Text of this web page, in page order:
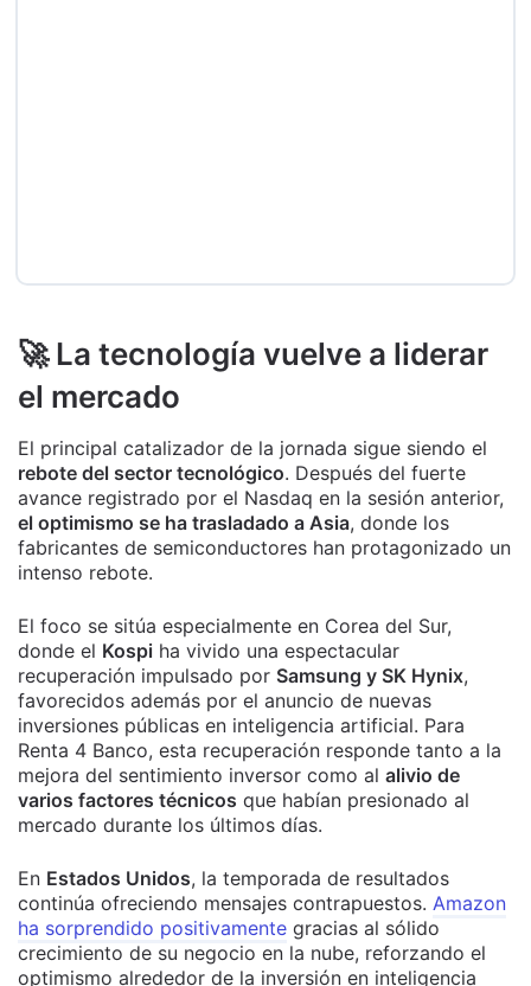
🚀 La tecnología vuelve a liderar
el mercado
El principal catalizador de la jornada sigue siendo el
rebote del sector tecnológico. Después del fuerte
avance registrado por el Nasdaq en la sesión anterior,
el optimismo se ha trasladado a Asia, donde los
fabricantes de semiconductores han protagonizado un
intenso rebote.
El foco se sitúa especialmente en Corea del Sur,
donde el Kospi ha vivido una espectacular
recuperación impulsado por Samsung y SK Hynix,
favorecidos además por el anuncio de nuevas
inversiones públicas en inteligencia artificial. Para
Renta 4 Banco, esta recuperación responde tanto a la
mejora del sentimiento inversor como al alivio de
varios factores técnicos que habían presionado al
mercado durante los últimos días.
En Estados Unidos, la temporada de resultados
continúa ofreciendo mensajes contrapuestos. Amazon
ha sorprendido positivamente gracias al sólido
crecimiento de su negocio en la nube, reforzando el
optimismo alrededor de la inversión en inteligencia